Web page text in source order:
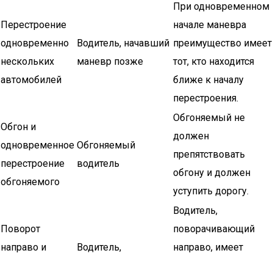
Перестроение
одновременно
нескольких
автомобилей
Водитель, начавший
маневр позже
При одновременном
начале маневра
преимущество имеет
тот, кто находится
ближе к началу
перестроения.
Обгон и
одновременное
перестроение
обгоняемого
Обгоняемый
водитель
Обгоняемый не
должен
препятствовать
обгону и должен
уступить дорогу.
Поворот
направо и
Водитель,
Водитель,
поворачивающий
направо, имеет